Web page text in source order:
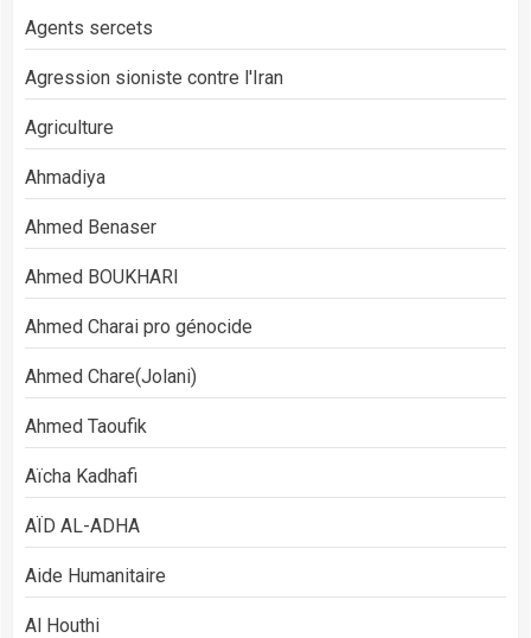
Agents sercets
Agression sioniste contre l'Iran
Agriculture
Ahmadiya
Ahmed Benaser
Ahmed BOUKHARI
Ahmed Charai pro génocide
Ahmed Chare(Jolani)
Ahmed Taoufik
Aïcha Kadhafi
AÏD AL-ADHA
Aide Humanitaire
Al Houthi